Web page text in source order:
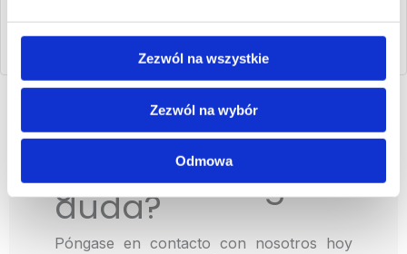
Zezwól na wszystkie
Zezwól na wybór
Odmowa
Más
¿Tienes alguna
duda?
Póngase en contacto con nosotros hoy